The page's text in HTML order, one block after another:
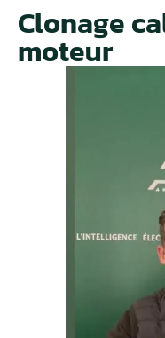
Clonage
moteur